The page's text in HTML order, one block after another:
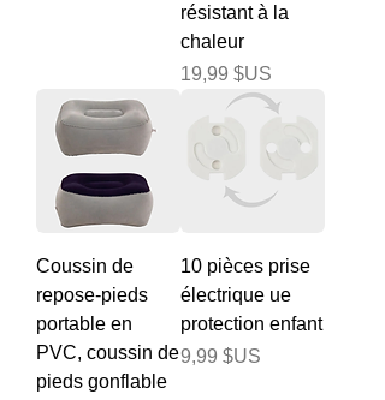
résistant à la
chaleur
Prix
19,99 $US
Coussin de
repose-pieds
portable en
PVC, coussin de
pieds gonflable
10 pièces prise
électrique ue
protection enfant
Prix
9,99 $US